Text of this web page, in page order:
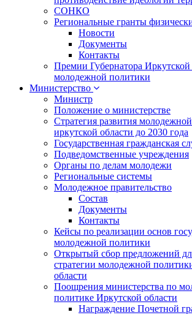
СОНКО
Региональные гранты
Новости
Документы
Контакты
Премии Губернатора Иркутской
молодежной политики
Министерство
Министр
Положение о министерстве
Стратегия развития
иркутской области до 2030 года
Государственная гражданская
Подведомственные учреждения
Органы по делам молодежи
Региональные системы
Молодежное правительство
Состав
Документы
Контакты
Кейсы по реализации основ
молодежной политики
Открытый сбор предложений
стратегии молодежной
области
Поощрения министерства по
политике Иркутской области
Награждение Почетной